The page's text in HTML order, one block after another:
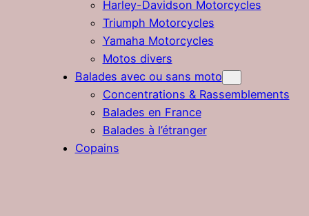
Harley-Davidson Motorcycles
Triumph Motorcycles
Yamaha Motorcycles
Motos divers
Balades avec ou sans moto
Concentrations & Rassemblements
Balades en France
Balades à l’étranger
Copains